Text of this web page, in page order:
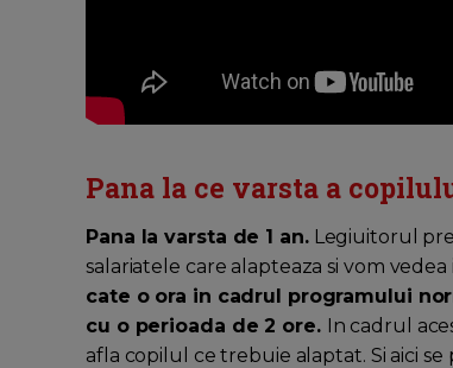
Pana la ce varsta a
Pana la varsta de 1 an.Legiuitorul
salariatele care alapteaza si vom
cate o ora in cadrul programului
cu o perioada de 2 ore. In cadrul
afla copilul ce trebuie alaptat. Si aici